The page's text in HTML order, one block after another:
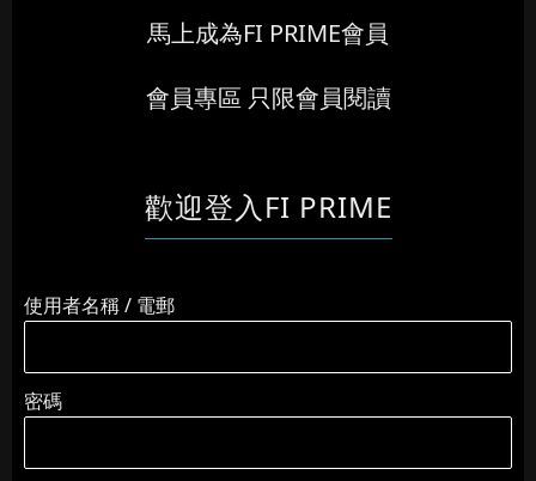
馬上成為FI PRIME會員
會員專區 只限會員閱讀
歡迎登入FI PRIME
使用者名稱 / 電郵
密碼